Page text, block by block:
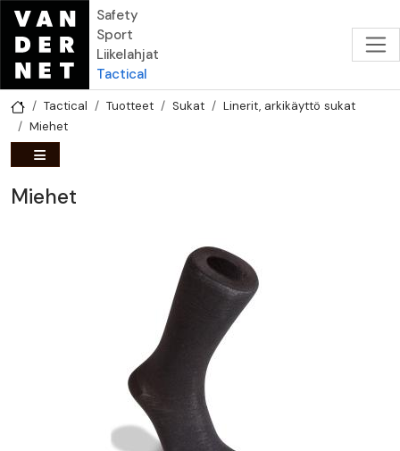
Hyppää pääsisältöön
Safety
Sport
Liikelahjat
Tactical
Tactical Tuotteet Sukat
Linerit, arkikäyttö sukat
Miehet
Miehet